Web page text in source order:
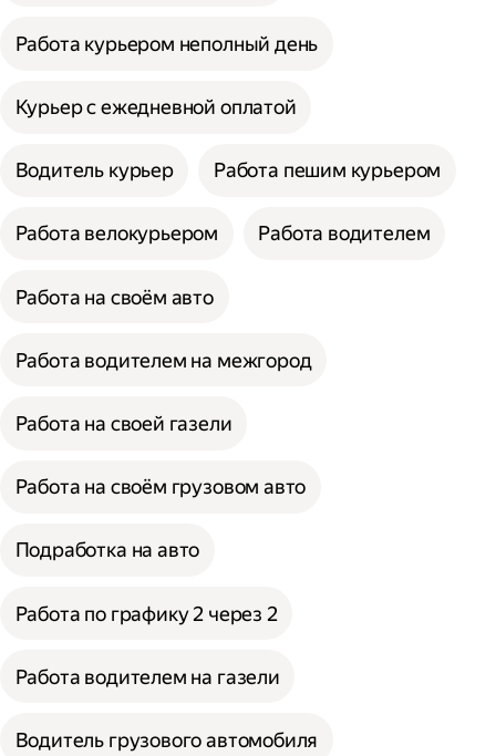
Работа курьером неполный день
Курьер с ежедневной оплатой
Водитель курьер Работа пешим курьером
Работа велокурьером Работа водителем
Работа на своём авто
Работа водителем на межгород
Работа на своей газели
Работа на своём грузовом авто
Подработка на авто
Работа по графику 2 через 2
Работа водителем на газели
Водитель грузового автомобиля